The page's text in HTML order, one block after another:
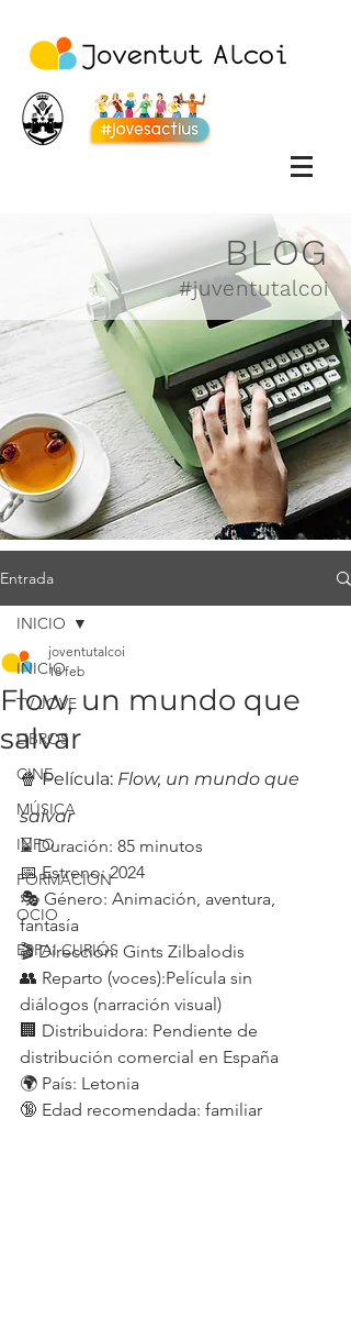
BLOG
#juventutalcoi
Entrada
INICIO
TV JOVE
LIBROS
CINE
MÚSICA
INFO
FORMACIÓN
OCIO
ESPAI CURIÓS
INICIO
Flow, un mundo que
salvar
joventutalcoi
18 feb
🍿 Película: Flow, un mundo que
salvar
⌛ Duración: 85 minutos
📅 Estreno: 2024
🎭 Género: Animación, aventura,
fantasía
🎬 Dirección: Gints Zilbalodis
👥 Reparto (voces):Película sin
diálogos (narración visual)
🏢 Distribuidora: Pendiente de
distribución comercial en España
🌍 País: Letonia
🔞 Edad recomendada: familiar